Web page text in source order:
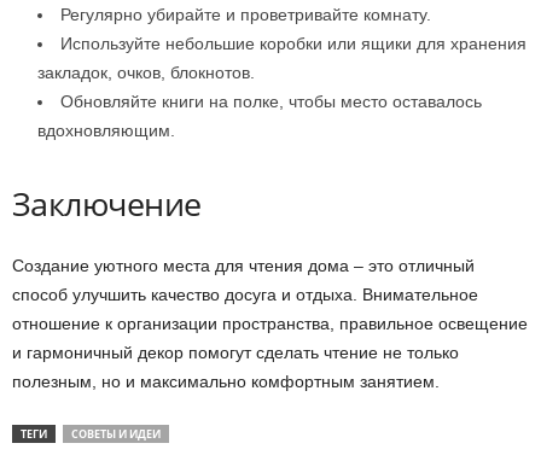
Регулярно убирайте и проветривайте комнату.
Используйте небольшие коробки или ящики для хранения
закладок, очков, блокнотов.
Обновляйте книги на полке, чтобы место оставалось
вдохновляющим.
Заключение
Создание уютного места для чтения дома – это отличный
способ улучшить качество досуга и отдыха. Внимательное
отношение к организации пространства, правильное освещение
и гармоничный декор помогут сделать чтение не только
полезным, но и максимально комфортным занятием.
ТЕГИ СОВЕТЫ И ИДЕИ